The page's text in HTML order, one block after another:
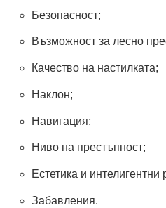
Безопасност;
Възможност за лесно
Качество на настилката;
Наклон;
Навигация;
Ниво на престъпност;
Естетика и
Забавления.